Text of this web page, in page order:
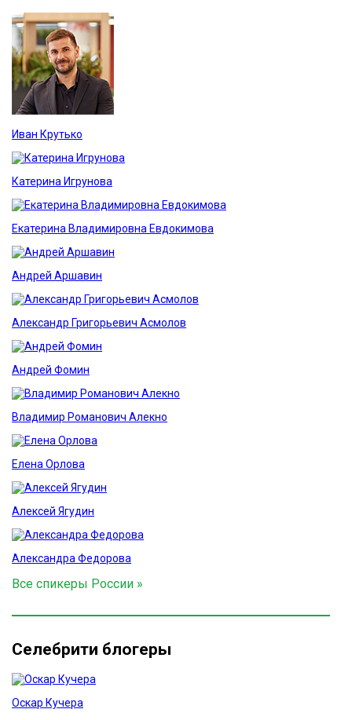
Иван Крутько
Катерина Игрунова
Екатерина Владимировна Евдокимова
Андрей Аршавин
Александр Григорьевич Асмолов
Андрей Фомин
Владимир Романович Алекно
Елена Орлова
Алексей Ягудин
Александра Федорова
Все спикеры России »
Селебрити блогеры
Оскар Кучера